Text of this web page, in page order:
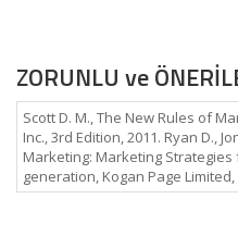
ZORUNLU ve
Scott D. M., The New Rules of
Inc., 3rd Edition, 2011. Ryan D.,
Marketing: Marketing
generation, Kogan Page Limited,